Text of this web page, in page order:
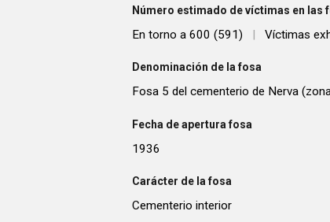
Número estimado de víctimas en las
En torno a 600 (591) | Víctimas
Denominación de la fosa
Fosa 5 del cementerio de Nerva
Fecha de apertura fosa
1936
Carácter de la fosa
Cementerio interior